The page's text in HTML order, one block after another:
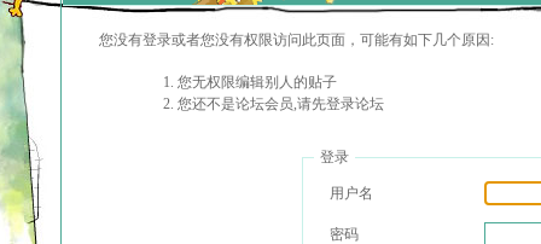
您没有登录或者您没有权限访问此页面，可能有如下几个原因:
您无权限编辑别人的贴子
您还不是论坛会员,请先登录论坛
登录
用户名
密码